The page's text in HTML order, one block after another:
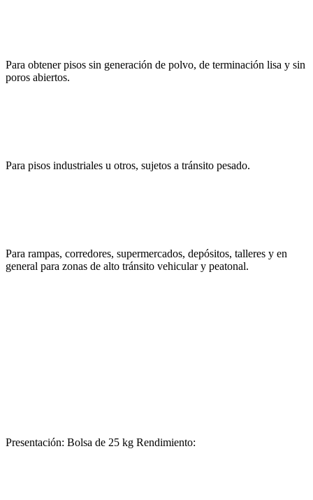
Para obtener pisos sin generación de polvo, de terminación lisa y sin
poros abiertos.
Para pisos industriales u otros, sujetos a tránsito pesado.
Para rampas, corredores, supermercados, depósitos, talleres y en
general para zonas de alto tránsito vehicular y peatonal.
Presentación: Bolsa de 25 kg Rendimiento: